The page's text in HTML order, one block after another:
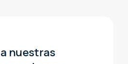
nuestras